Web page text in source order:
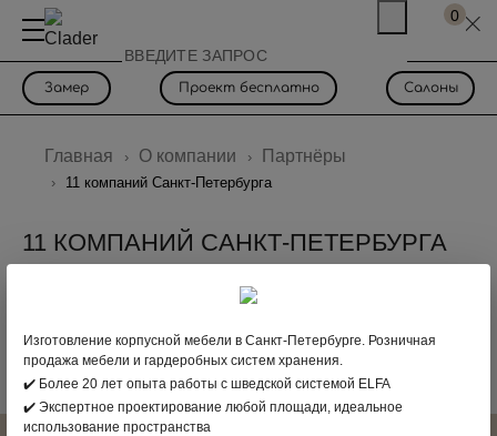
0
Замер Проект бесплатно Салоны
Главная О компании Партнёры
11 компаний Санкт-Петербурга
11 КОМПАНИЙ САНКТ-ПЕТЕРБУРГА
Изготовление корпусной мебели в Санкт-Петербурге. Розничная
продажа мебели и гардеробных систем хранения.
✔️ Более 20 лет опыта работы с шведской системой ELFA
✔️ Экспертное проектирование любой площади, идеальное
использование пространства